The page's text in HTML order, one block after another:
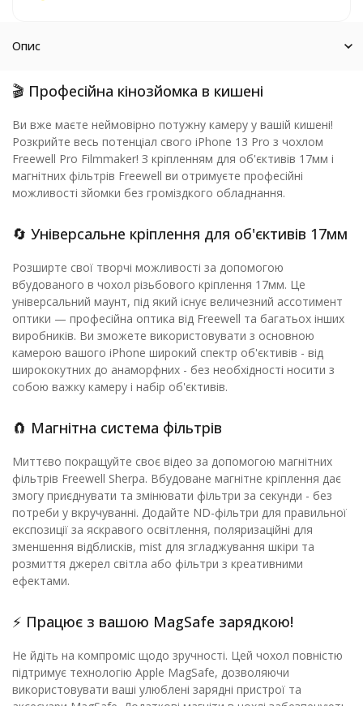
Опис
🎬 Професійна кінозйомка в кишені
Ви вже маєте неймовірно потужну камеру у вашій кишені!
Розкрийте весь потенціал свого iPhone 13 Pro з чохлом
Freewell Pro Filmmaker! З кріпленням для об'єктивів 17мм і
магнітних фільтрів Freewell ви отримуєте професійні
можливості зйомки без громіздкого обладнання.
🔄 Універсальне кріплення для об'єктивів 17мм
Розширте свої творчі можливості за допомогою
вбудованого в чохол різьбового кріплення 17мм. Це
універсальний маунт, під який існує величезний ассотимент
оптики — професійна оптика від Freewell та багатьох інших
виробників. Ви зможете використовувати з основною
камерою вашого iPhone широкий спектр об'єктивів - від
ширококутних до анаморфних - без необхідності носити з
собою важку камеру і набір об'єктивів.
🧲 Магнітна система фільтрів
Миттєво покращуйте своє відео за допомогою магнітних
фільтрів Freewell Sherpa. Вбудоване магнітне кріплення дає
змогу приєднувати та змінювати фільтри за секунди - без
потреби у вкручуванні. Додайте ND-фільтри для правильної
експозиції за яскравого освітлення, поляризаційні для
зменшення відблисків, mist для згладжування шкіри та
розмиття джерел світла або фільтри з креативними
ефектами.
⚡ Працює з вашою MagSafe зарядкою!
Не йдіть на компроміс щодо зручності. Цей чохол повністю
підтримує технологію Apple MagSafe, дозволяючи
використовувати ваші улюблені зарядні пристрої та